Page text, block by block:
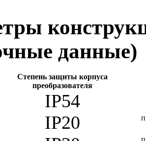
данные)
Степень защиты корпуса
преобразователя
IP54
IP20